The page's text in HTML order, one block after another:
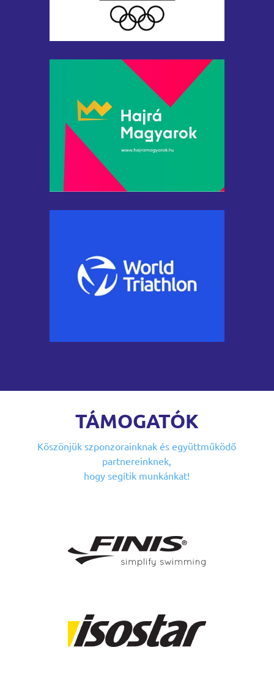
TÁMOGATÓK
Köszönjük szponzorainknakés együttműködő
partnereinknek,
hogy segítik munkánkat!